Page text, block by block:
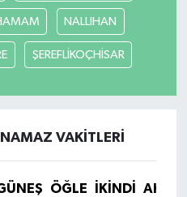
NALLIHAN
ŞEREFLİKOÇHİSAR
VAKITLERI
ÖĞLE İKINDI